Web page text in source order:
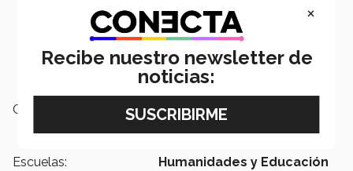
Campus: Ciudad de México
Escuelas: Humanidades y Educación
×
Recibe nuestro newsletter de
noticias: